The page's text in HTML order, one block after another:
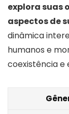
explora suas
aspectos de
dinâmica
humanos e
coexistência e